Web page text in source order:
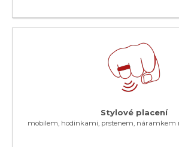
Stylové placení
mobilem, hodinkami, prstenem, náramkem